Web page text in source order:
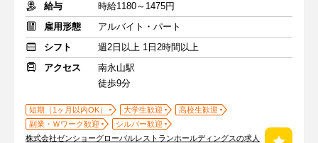
給与
時給1180～1475円
雇用形態
アルバイト・パート
シフト
週2日以上 1日2時間以上
アクセス
南永山駅
徒歩9分
短期（1ヶ月以内OK） 大学生歓迎
高校生歓迎
副業・Ｗワーク歓迎
シルバー歓迎
株式会社ゼンショーグローバルレストランホールディングスの求人